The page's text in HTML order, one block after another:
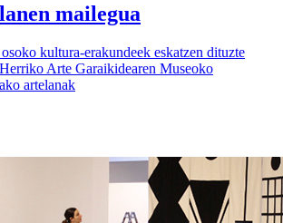
mailegua
kultura-erakundeek eskatzen dituzte
Arte Garaikidearen Museoko
artelanak